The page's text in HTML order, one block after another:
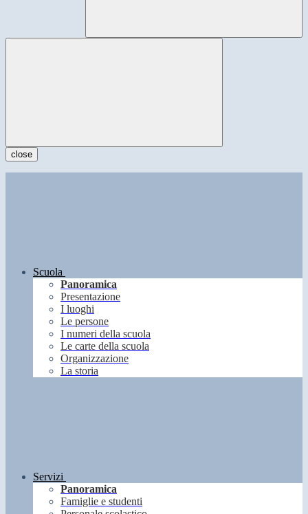
close
Scuola
Panoramica
Presentazione
I luoghi
Le persone
I numeri della scuola
Le carte della scuola
Organizzazione
La storia
Servizi
Panoramica
Famiglie e studenti